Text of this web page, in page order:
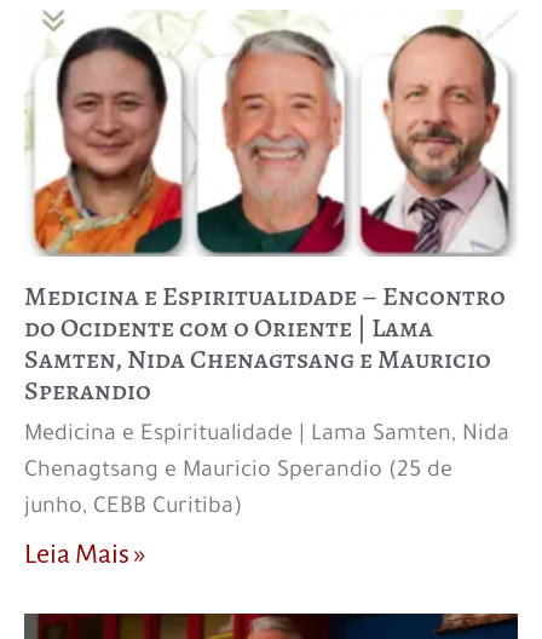
Medicina e Espiritualidade – Encontro
do Ocidente com o Oriente | Lama
Samten, Nida Chenagtsang e Mauricio
Sperandio
Medicina e Espiritualidade | Lama Samten, Nida
Chenagtsang e Mauricio Sperandio (25 de
junho, CEBB Curitiba)
Leia Mais »